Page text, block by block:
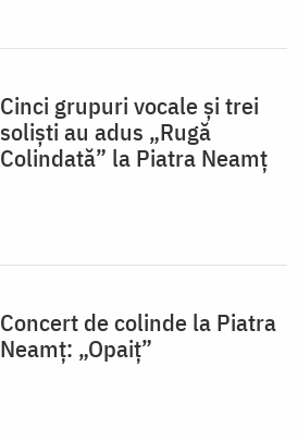
Cinci grupuri vocale și trei
soliști au adus „Rugă
Colindată” la Piatra Neamț
Concert de colinde la Piatra
Neamț: „Opaiț”